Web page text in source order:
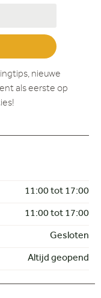
nieuwe
als eerste op
11:00 tot 17:00
11:00 tot 17:00
Gesloten
Altijd geopend